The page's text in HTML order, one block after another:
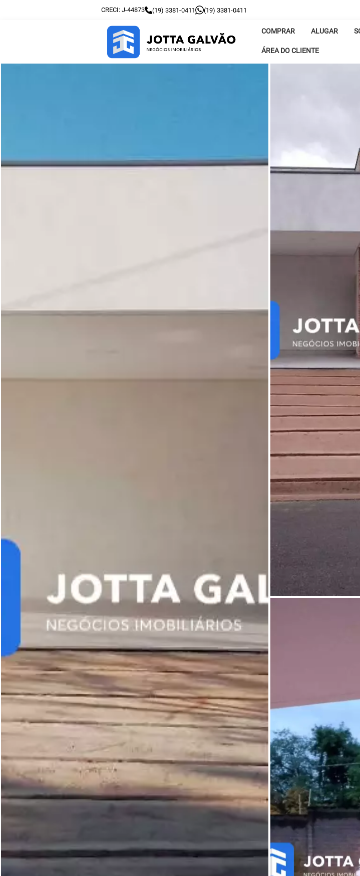
CRECI: J-44873 (19) 3381-0411 (19) 3381-0411
COMPRAR ALUGAR
ÁREA DO CLIENTE